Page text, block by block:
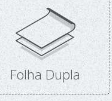
Folha Dupla